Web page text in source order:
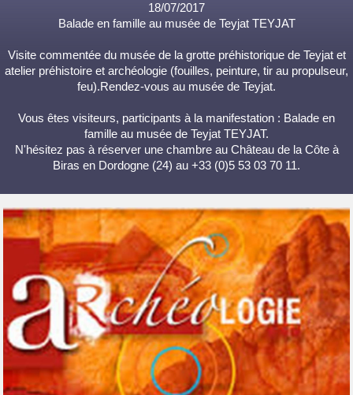
18/07/2017
Balade en famille au musée de Teyjat TEYJAT
Visite commentée du musée de la grotte préhistorique de Teyjat et
atelier préhistoire et archéologie (fouilles, peinture, tir au propulseur,
feu).Rendez-vous au musée de Teyjat.
Vous êtes visiteurs, participants à la manifestation : Balade en
famille au musée de Teyjat TEYJAT.
N'hésitez pas à réserver une chambre au Château de la Côte à
Biras en Dordogne (24) au +33 (0)5 53 03 70 11.